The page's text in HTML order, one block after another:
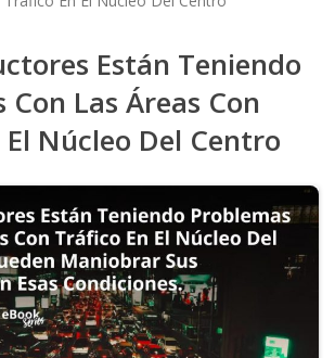
Están Teniendo
Con Las Áreas Con
Núcleo Del Centro